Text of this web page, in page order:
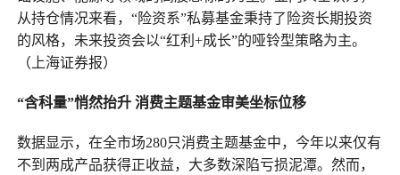
从持仓情况来看，“险资系”私募基金秉持了险资长期投资
的风格，未来投资会以“红利+成长”的哑铃型策略为主。
（上海证券报）
“含科量”悄然抬升 消费主题基金审美坐标位移
数据显示，在全市场280只消费主题基金中，今年以来仅有
不到两成产品获得正收益，大多数深陷亏损泥潭。然而，